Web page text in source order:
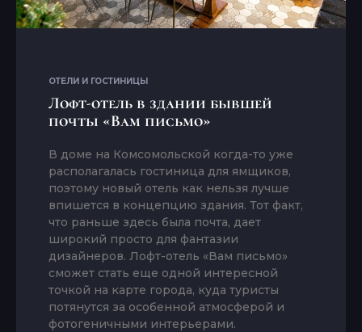
ОТЕЛИ И ГОСТИНИЦЫ
Лофт-отель в здании бывшей
почты «Вам письмо»
В доме на Комсомольской когда-то уже
располагалась гостиница для ямщиков,
поэтому новый отель как нельзя лучше
впишется в концепцию здания. Тот факт,
что раньше здесь была почта, дает
широкий просто для фантазии
дизайнеров. Лофт-отель «Вам письмо»
сможет стать еще одной интересной
точкой на карте города, куда туристы
потянутся за особенной атмосферой и
фотогеничными интерьерами.